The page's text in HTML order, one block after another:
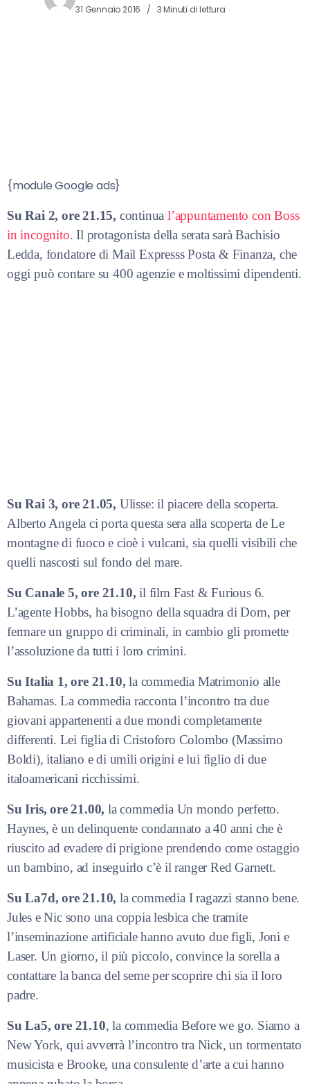
31 Gennaio 2016 3 Minuti di lettura
{module Google ads}
Su Rai 2, ore 21.15, continua l’appuntamento con Boss
in incognito. Il protagonista della serata sarà Bachisio
Ledda, fondatore di Mail Expresss Posta & Finanza, che
oggi può contare su 400 agenzie e moltissimi dipendenti.
Su Rai 3, ore 21.05, Ulisse: il piacere della scoperta.
Alberto Angela ci porta questa sera alla scoperta de Le
montagne di fuoco e cioè i vulcani, sia quelli visibili che
quelli nascosti sul fondo del mare.
Su Canale 5, ore 21.10, il film Fast & Furious 6.
L’agente Hobbs, ha bisogno della squadra di Dom, per
fermare un gruppo di criminali, in cambio gli promette
l’assoluzione da tutti i loro crimini.
Su Italia 1, ore 21.10, la commedia Matrimonio alle
Bahamas. La commedia racconta l’incontro tra due
giovani appartenenti a due mondi completamente
differenti. Lei figlia di Cristoforo Colombo (Massimo
Boldi), italiano e di umili origini e lui figlio di due
italoamericani ricchissimi.
Su Iris, ore 21.00, la commedia Un mondo perfetto.
Haynes, è un delinquente condannato a 40 anni che è
riuscito ad evadere di prigione prendendo come ostaggio
un bambino, ad inseguirlo c’è il ranger Red Garnett.
Su La7d, ore 21.10, la commedia I ragazzi stanno bene.
Jules e Nic sono una coppia lesbica che tramite
l’inseminazione artificiale hanno avuto due figli, Joni e
Laser. Un giorno, il più piccolo, convince la sorella a
contattare la banca del seme per scoprire chi sia il loro
padre.
Su La5, ore 21.10, la commedia Before we go. Siamo a
New York, qui avverrà l’incontro tra Nick, un tormentato
musicista e Brooke, una consulente d’arte a cui hanno